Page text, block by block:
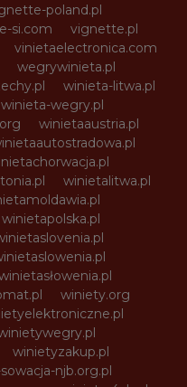
poland.pl
si.com
vignette.pl
vinietaelectronica.com
wegrywinieta.pl
winieta-litwa.pl
winieta-wegry.pl
winietaaustria.pl
winietalitwa.pl
winietapolska.pl
winiety.org
winietyzakup.pl
njb.org.pl